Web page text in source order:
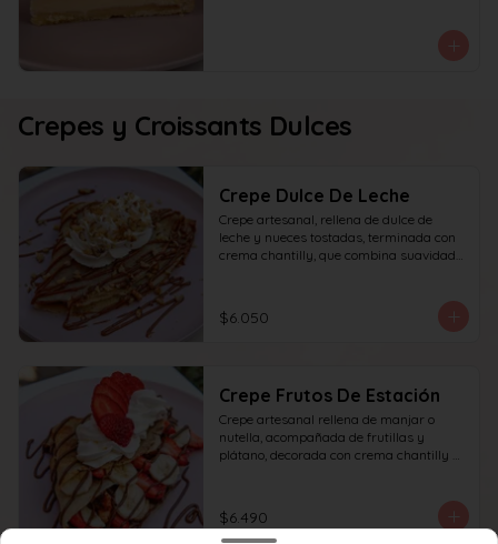
Crepes y Croissants Dulces
Crepe Dulce De Leche
Crepe artesanal, rellena de dulce de
leche y nueces tostadas, terminada con
crema chantilly, que combina suavidad
$6.050
Crepe Frutos De Estación
Crepe artesanal rellena de manjar o
nutella, acompañada de frutillas y
plátano, decorada con crema chantilly y
textura en cada bocado.
$6.490